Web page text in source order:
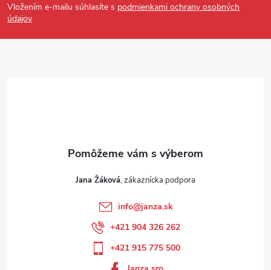
Vložením e-mailu súhlasíte s podmienkami ochrany osobných
údajov
Jana Žáková
info@janza.sk
+421 904 326 262
+421 915 775 500